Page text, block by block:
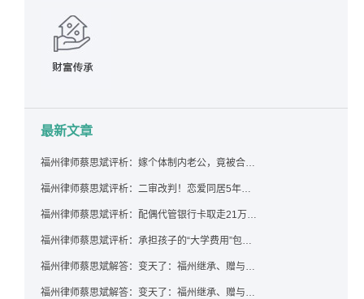
最新文章
福州律师蔡思斌评析：嫁个体制内老公，竟被合伙设局背上近百万债务，婚前不查征信真要命！
福州律师蔡思斌评析：二审改判！恋爱同居5年为女友买车，分手后能要回吗？
福州律师蔡思斌评析：配偶代管银行卡取走21万，离婚后这笔钱还要得回来吗？
福州律师蔡思斌评析：承担孩子的“大学费用”包括高额留学费用吗？
福州律师蔡思斌解答：变天了：福州继承、赠与房产转让要收20%个税？福州国税官方回复来了！
福州律师蔡思斌解答：变天了：福州继承、赠与房产转让要收20%个税？福州国税官方回答来了！